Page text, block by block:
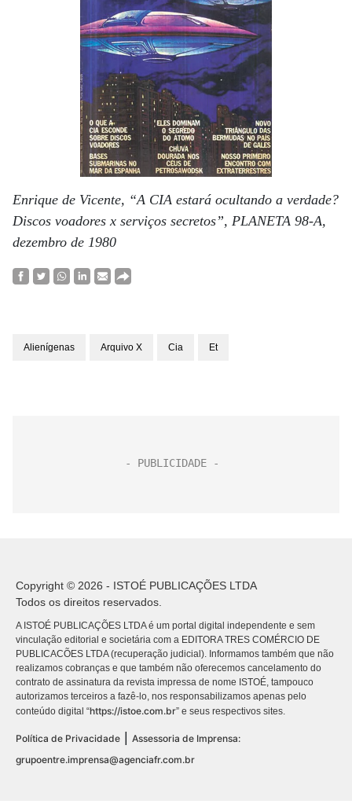
Enrique de Vicente, “A CIA estará ocultando a verdade?
Discos voadores x serviços secretos”, PLANETA 98-A,
dezembro de 1980
Alienígenas Arquivo X Cia Et
Copyright © 2026 - ISTOÉ PUBLICAÇÕES LTDA
Todos os direitos reservados.
A ISTOÉ PUBLICAÇÕES LTDA é um portal digital independente e sem
vinculação editorial e societária com a EDITORA TRES COMÉRCIO DE
PUBLICACÕES LTDA (recuperação judicial). Informamos também que não
realizamos cobranças e que também não oferecemos cancelamento do
contrato de assinatura da revista impressa de nome ISTOÉ, tampouco
autorizamos terceiros a fazê-lo, nos responsabilizamos apenas pelo
conteúdo digital “https://istoe.com.br” e seus respectivos sites.
Política de Privacidade | Assessoria de Imprensa:
grupoentre.imprensa@agenciafr.com.br